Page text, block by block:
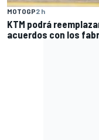
MOTOGP2 h
KTM podrá
acuerdos con los